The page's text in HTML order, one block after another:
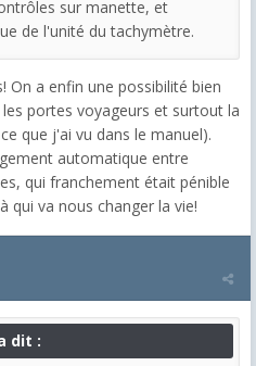
sur manette, et
de l'unité du tachymètre.
On a enfin une possibilité bien
portes voyageurs et surtout la
que j'ai vu dans le manuel).
automatique entre
qui franchement était pénible
qui va nous changer la vie!
dit :